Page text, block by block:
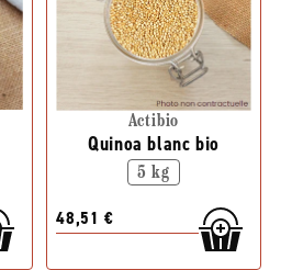
Actibio
Quinoa blanc bio
5 kg
48,51 €